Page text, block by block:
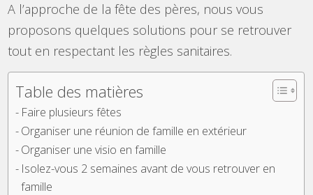
A l’approche de la fête des pères, nous vous
proposons quelques solutions pour se retrouver
tout en respectant les règles sanitaires.
Table des matières
Faire plusieurs fêtes
Organiser une réunion de famille en extérieur
Organiser une visio en famille
Isolez-vous 2 semaines avant de vous retrouver en
famille